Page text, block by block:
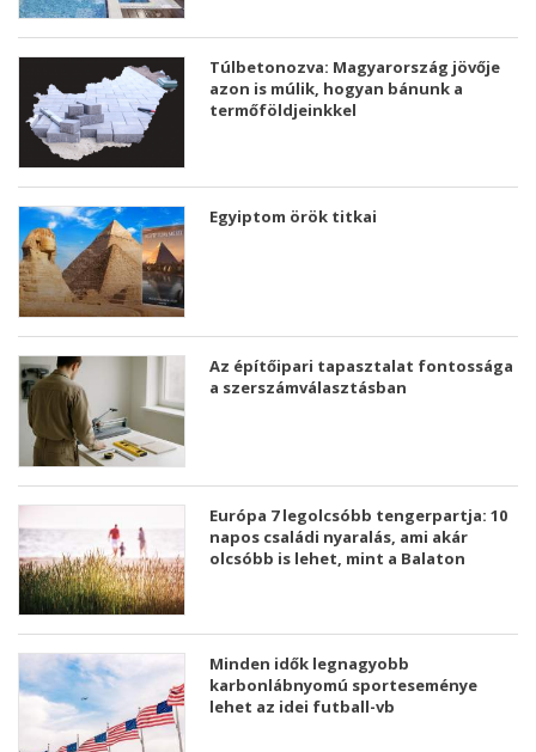
Túlbetonozva: Magyarország jövője
azon is múlik, hogyan bánunk a
termőföldjeinkkel
Egyiptom örök titkai
Az építőipari tapasztalat fontossága
a szerszámválasztásban
Európa 7 legolcsóbb tengerpartja: 10
napos családi nyaralás, ami akár
olcsóbb is lehet, mint a Balaton
Minden idők legnagyobb
karbonlábnyomú sporteseménye
lehet az idei futball-vb